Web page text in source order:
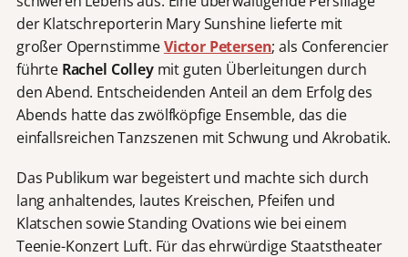
der Klatschreporterin Mary Sunshine lieferte mit
großer OpernstimmeVictor Petersen; als Conferencier
führte Rachel Colleymit guten Überleitungen durch
den Abend. Entscheidenden Anteil an dem Erfolg des
Abends hatte das zwölfköpfige Ensemble, das die
einfallsreichen Tanzszenen mit Schwung und Akrobatik.
Das Publikum war begeistert und machte sich durch
lang anhaltendes, lautes Kreischen, Pfeifen und
Klatschen sowie Standing Ovations wie bei einem
Teenie-Konzert Luft. Für das ehrwürdige Staatstheater